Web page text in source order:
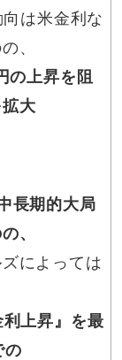
は米金利な
、
の上昇を阻
大
長期的大局
、
によっては
上昇』を最
の